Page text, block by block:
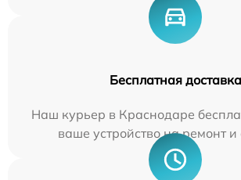
Бесплатная доставка
Наш курьер в Краснодаре
ваше устройство на ремонт и